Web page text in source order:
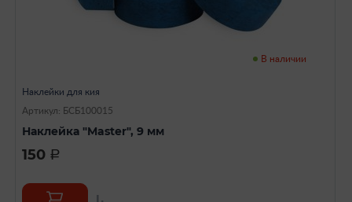
В наличии
Наклейки для кия
Артикул: БСБ100015
Наклейка "Master", 9 мм
150 a